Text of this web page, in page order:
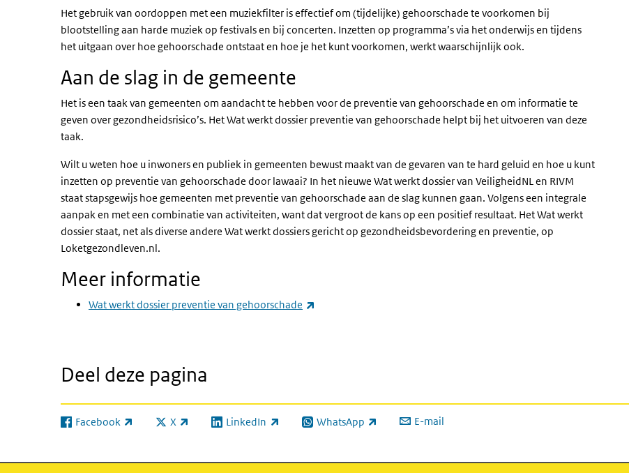
Het gebruik van oordoppen met een muziekfilter is effectief om (tijdelijke) gehoorschade te voorkomen bij
blootstelling aan harde muziek op festivals en bij concerten. Inzetten op programma’s via het onderwijs en tijdens
het uitgaan over hoe gehoorschade ontstaat en hoe je het kunt voorkomen, werkt waarschijnlijk ook.
Aan de slag in de gemeente
Het is een taak van gemeenten om aandacht te hebben voor de preventie van gehoorschade en om informatie te
geven over gezondheidsrisico’s. Het Wat werkt dossier preventie van gehoorschade helpt bij het uitvoeren van deze
taak.
Wilt u weten hoe u inwoners en publiek in gemeenten bewust maakt van de gevaren van te hard geluid en hoe u kunt
inzetten op preventie van gehoorschade door lawaai? In het nieuwe Wat werkt dossier van VeiligheidNL en RIVM
staat stapsgewijs hoe gemeenten met preventie van gehoorschade aan de slag kunnen gaan. Volgens een integrale
aanpak en met een combinatie van activiteiten, want dat vergroot de kans op een positief resultaat. Het Wat werkt
dossier staat, net als diverse andere Wat werkt dossiers gericht op gezondheidsbevordering en preventie, op
Loketgezondleven.nl.
Meer informatie
Wat werkt dossier preventie van gehoorschade
Deel deze pagina
Facebook
(externe link) X
(externe link) LinkedIn
(externe link) WhatsApp
(externe link) E-mail